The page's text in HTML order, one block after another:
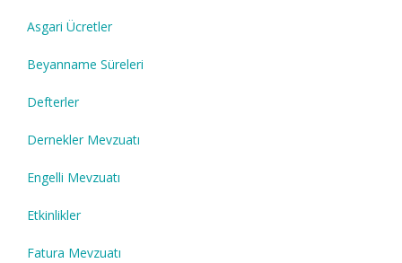
Asgari Ücretler
Beyanname Süreleri
Defterler
Dernekler Mevzuatı
Engelli Mevzuatı
Etkinlikler
Fatura Mevzuatı